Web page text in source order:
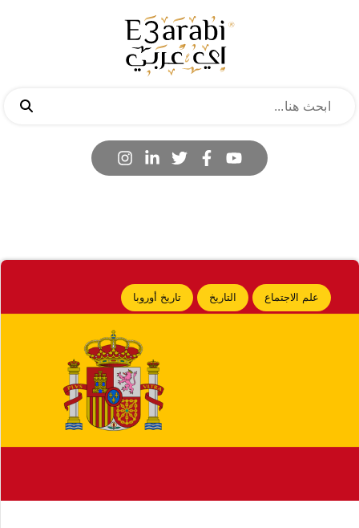
علم الاجتماع التاريخ تاريخ أوروبا